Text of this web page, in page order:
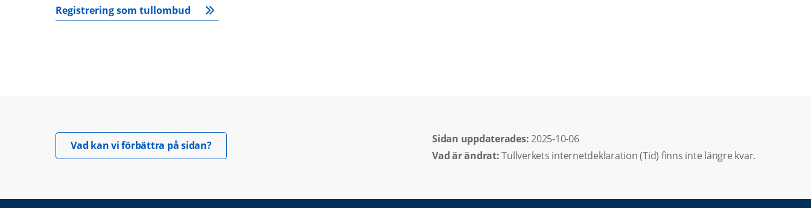
Registrering som tullombud
Vad kan vi förbättra på sidan?Öppnas i nytt fönster. Sidan uppdaterades: 2025-10-06
Vad är ändrat:Tullverkets internetdeklaration (Tid) finns inte längre kvar.